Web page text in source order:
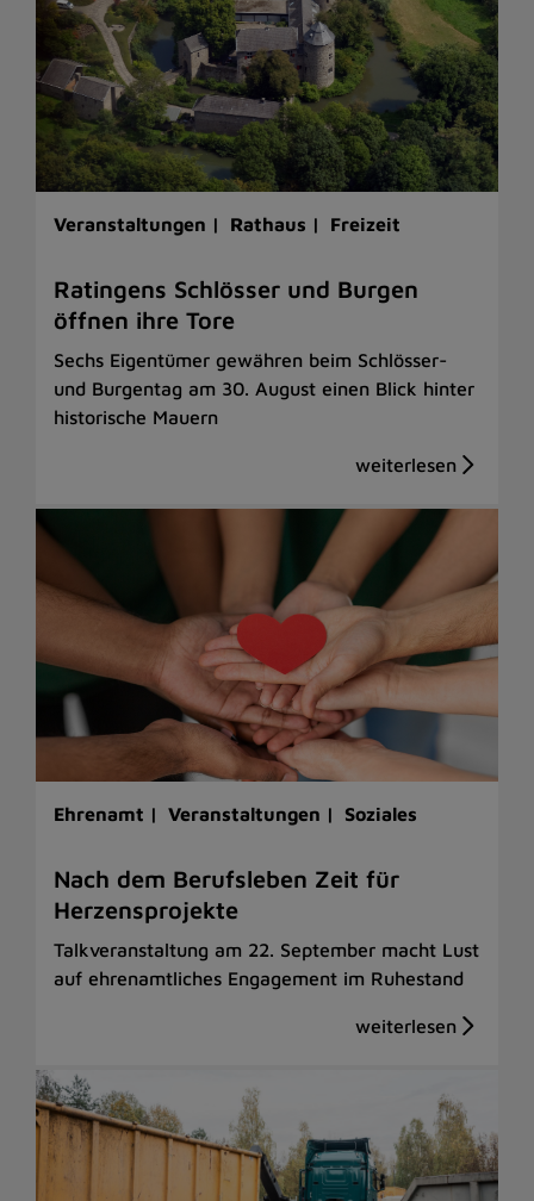
Veranstaltungen | Rathaus | Freizeit
Ratingens Schlösser und Burgen
öffnen ihre Tore
Sechs Eigentümer gewähren beim Schlösser-
und Burgentag am 30. August einen Blick hinter
historische Mauern
Ehrenamt | Veranstaltungen | Soziales
Nach dem Berufsleben Zeit für
Herzensprojekte
Talkveranstaltung am 22. September macht Lust
auf ehrenamtliches Engagement im Ruhestand